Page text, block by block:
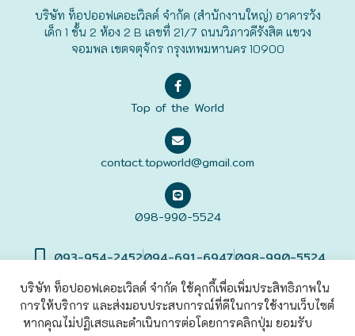
บริษัท ท็อปออฟเดอะเวิลด์ จำกัด (สำนักงานใหญ่) อาคารวัง
เด็ก 1 ชั้น 2 ห้อง 2 B เลขที่ 21/7 ถนนวิภาวดีรังสิต แขวง
จอมพล เขตจตุจักร กรุงเทพมหานคร 10900
Top of the World
contact.topworld@gmail.com
098-990-5524
093-954-2452094-691-6947098-990-5524
©2022 Top of The World Co., Ltd. All rights Reserved. | เข้าสู่
บริษัท ท็อปออฟเดอะเวิลด์ จำกัด ใช้คุกกี้เพื่อเพิ่มประสิทธิภาพใน
การให้บริการ และส่งมอบประสบการณ์ที่ดีในการใช้งานเว็บไซต์
หากคุณไม่ปฏิเสธและดำเนินการต่อโดยการคลิกปุ่ม ยอมรับ
ฟุกุโอะกะ
ฟูระโนะ